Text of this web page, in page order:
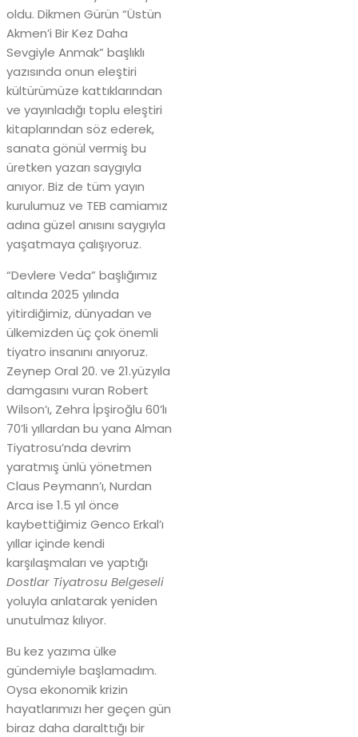
oldu. Dikmen Gürün “Üstün
Akmen’i Bir Kez Daha
Sevgiyle Anmak” başlıklı
yazısında onun eleştiri
kültürümüze kattıklarından
ve yayınladığı toplu eleştiri
kitaplarından söz ederek,
sanata gönül vermiş bu
üretken yazarı saygıyla
anıyor. Biz de tüm yayın
kurulumuz ve TEB camiamız
adına güzel anısını saygıyla
yaşatmaya çalışıyoruz.
“Devlere Veda” başlığımız
altında 2025 yılında
yitirdiğimiz, dünyadan ve
ülkemizden üç çok önemli
tiyatro insanını anıyoruz.
Zeynep Oral 20. ve 21.yüzyıla
damgasını vuran Robert
Wilson’ı, Zehra İpşiroğlu 60’lı
70’li yıllardan bu yana Alman
Tiyatrosu’nda devrim
yaratmış ünlü yönetmen
Claus Peymann’ı, Nurdan
Arca ise 1.5 yıl önce
kaybettiğimiz Genco Erkal’ı
yıllar içinde kendi
karşılaşmaları ve yaptığı
Dostlar Tiyatrosu Belgeseli
yoluyla anlatarak yeniden
unutulmaz kılıyor.
Bu kez yazıma ülke
gündemiyle başlamadım.
Oysa ekonomik krizin
hayatlarımızı her geçen gün
biraz daha daralttığı bir